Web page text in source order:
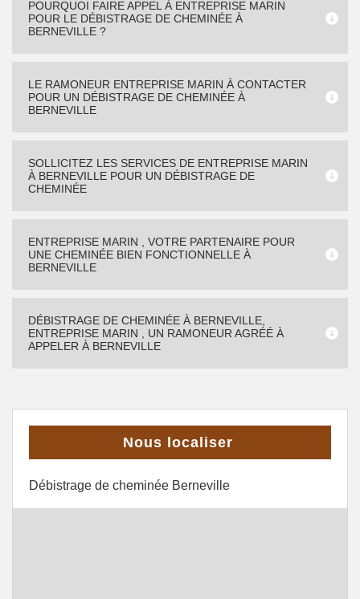
POURQUOI FAIRE APPEL À ENTREPRISE MARIN
POUR LE DÉBISTRAGE DE CHEMINÉE À
BERNEVILLE ?
LE RAMONEUR ENTREPRISE MARIN À CONTACTER
POUR UN DÉBISTRAGE DE CHEMINÉE À
BERNEVILLE
SOLLICITEZ LES SERVICES DE ENTREPRISE MARIN
À BERNEVILLE POUR UN DÉBISTRAGE DE
CHEMINÉE
ENTREPRISE MARIN , VOTRE PARTENAIRE POUR
UNE CHEMINÉE BIEN FONCTIONNELLE À
BERNEVILLE
DÉBISTRAGE DE CHEMINÉE À BERNEVILLE,
ENTREPRISE MARIN , UN RAMONEUR AGRÉÉ À
APPELER À BERNEVILLE
Nous localiser
Débistrage de cheminée Berneville